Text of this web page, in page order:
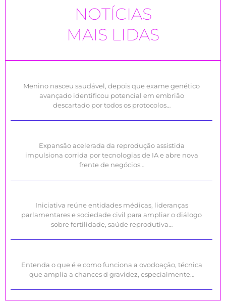
NOTÍCIAS
MAIS LIDAS
Menino nasceu saudável, depois que exame genético
avançado identificou potencial em embrião
descartado por todos os protocolos…
Expansão acelerada da reprodução assistida
impulsiona corrida por tecnologias de IA e abre nova
frente de negócios…
Iniciativa reúne entidades médicas, lideranças
parlamentares e sociedade civil para ampliar o diálogo
sobre fertilidade, saúde reprodutiva…
Entenda o que é e como funciona a ovodoação, técnica
que amplia a chances d gravidez, especialmente…